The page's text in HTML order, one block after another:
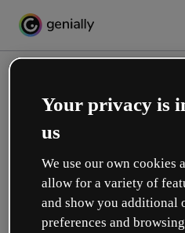
Your privacy is
us
We use our own cookies
allow for a variety of
and show you additional
preferences and